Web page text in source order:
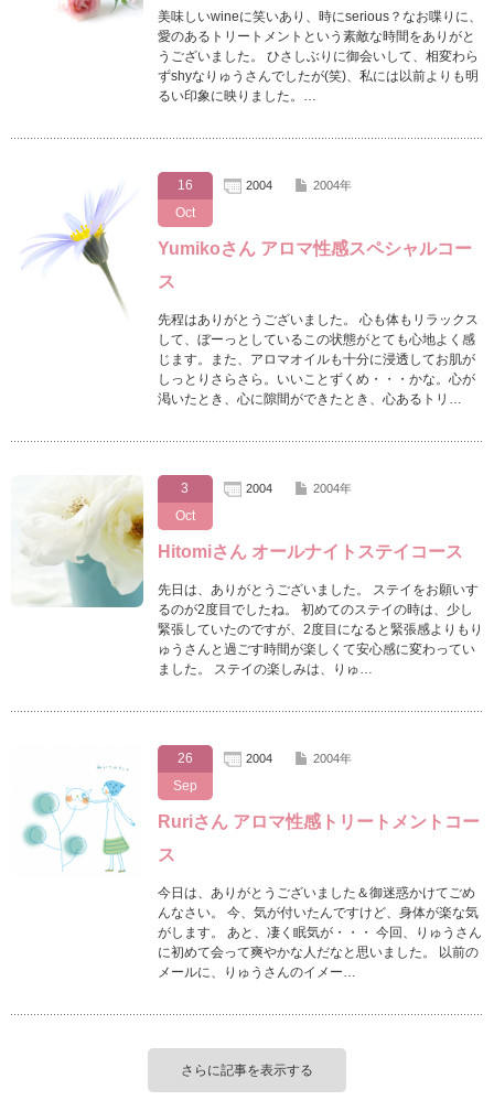
美味しいwineに笑いあり、時にserious？なお喋りに、
愛のあるトリートメントという素敵な時間をありがと
うございました。 ひさしぶりに御会いして、相変わら
ずshyなりゅうさんでしたが(笑)、私には以前よりも明
るい印象に映りました。…
16
Oct
2004 2004年
Yumikoさん アロマ性感スペシャルコー
ス
先程はありがとうございました。 心も体もリラックス
して、ぼーっとしているこの状態がとても心地よく感
じます。また、アロマオイルも十分に浸透してお肌が
しっとりさらさら。いいことずくめ・・・かな。心が
渇いたとき、心に隙間ができたとき、心あるトリ…
3
Oct
2004 2004年
Hitomiさん オールナイトステイコース
先日は、ありがとうございました。 ステイをお願いす
るのが2度目でしたね。 初めてのステイの時は、少し
緊張していたのですが、2度目になると緊張感よりもり
ゅうさんと過ごす時間が楽しくて安心感に変わってい
ました。 ステイの楽しみは、りゅ…
26
Sep
2004 2004年
Ruriさん アロマ性感トリートメントコー
ス
今日は、ありがとうございました＆御迷惑かけてごめ
んなさい。 今、気が付いたんですけど、身体が楽な気
がします。 あと、凄く眠気が・・・ 今回、りゅうさん
に初めて会って爽やかな人だなと思いました。 以前の
メールに、りゅうさんのイメー…
さらに記事を表示する